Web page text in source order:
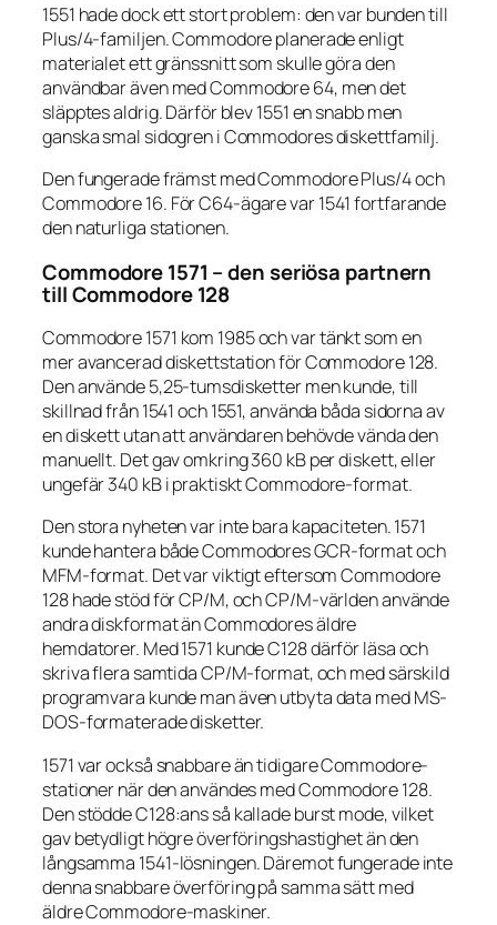
1551 hade dock ett stort problem: den var bunden till
Plus/4-familjen. Commodore planerade enligt
materialet ett gränssnitt som skulle göra den
användbar även med Commodore 64, men det
släpptes aldrig. Därför blev 1551 en snabb men
ganska smal sidogren i Commodores diskettfamilj.
Den fungerade främst med Commodore Plus/4 och
Commodore 16. För C64-ägare var 1541 fortfarande
den naturliga stationen.
Commodore 1571 – den seriösa partnern
till Commodore 128
Commodore 1571 kom 1985 och var tänkt som en
mer avancerad diskettstation för Commodore 128.
Den använde 5,25-tumsdisketter men kunde, till
skillnad från 1541 och 1551, använda båda sidorna av
en diskett utan att användaren behövde vända den
manuellt. Det gav omkring 360 kB per diskett, eller
ungefär 340 kB i praktiskt Commodore-format.
Den stora nyheten var inte bara kapaciteten. 1571
kunde hantera både Commodores GCR-format och
MFM-format. Det var viktigt eftersom Commodore
128 hade stöd för CP/M, och CP/M-världen använde
andra diskformat än Commodores äldre
hemdatorer. Med 1571 kunde C128 därför läsa och
skriva flera samtida CP/M-format, och med särskild
programvara kunde man även utbyta data med MS-
DOS-formaterade disketter.
1571 var också snabbare än tidigare Commodore-
stationer när den användes med Commodore 128.
Den stödde C128:ans så kallade burst mode, vilket
gav betydligt högre överföringshastighet än den
långsamma 1541-lösningen. Däremot fungerade inte
denna snabbare överföring på samma sätt med
äldre Commodore-maskiner.